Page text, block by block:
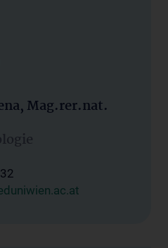
Mag.rer.nat.